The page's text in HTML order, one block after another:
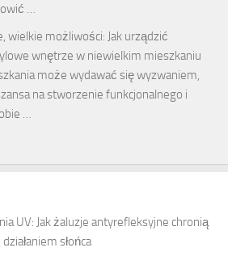
…
wielkie możliwości: Jak urządzić
wnętrze w niewielkim mieszkaniu
może wydawać się wyzwaniem,
na stworzenie funkcjonalnego i
…
UV: Jak żaluzje antyrefleksyjne chronią
słońca